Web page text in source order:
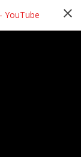
YouTube close